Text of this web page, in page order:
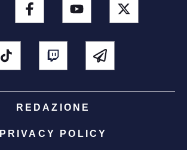
REDAZIONE
PRIVACY POLICY